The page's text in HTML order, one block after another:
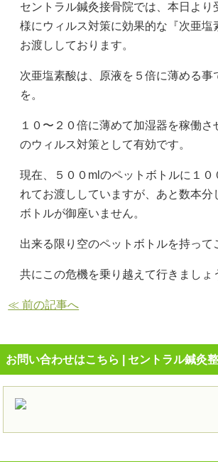
セントラル鍼灸接骨院では、本日より
様にウィルス対策に効果的な『次亜塩
お渡ししております。
次亜塩素酸は、原液を５倍に薄める事
を。
１０〜２０倍に薄めて加湿器を稼働さ
のウィルス対策として有効です。
現在、５００mlのペットボトルに１０
れてお渡ししていますが、あと数本分
ボトルが御座いません。
出来る限り空のペットボトルを持って
共にこの危機を乗り越えて行きましょ
≪ 前の記事へ
お問い合わせはこちら | セントラル鍼灸